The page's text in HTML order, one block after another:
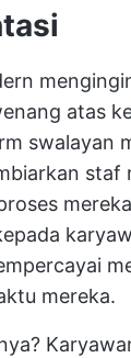
atas
swalayan
staf
mereka.